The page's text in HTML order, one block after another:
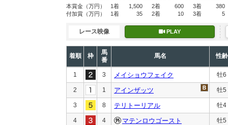
本賞金 （万円） 1着 1,500 2着 600 3着
380
付加賞 （万円） 1着 35 2着 10 3着 5
レース映像 PLAY
着順 枠
馬
番
馬名 性齢
1 3 メイショウフェイク 牡6
2 1 アインザッツ 牡5
3 8 テリトーリアル 牡4
4 4 マテンロウゴースト 牡5